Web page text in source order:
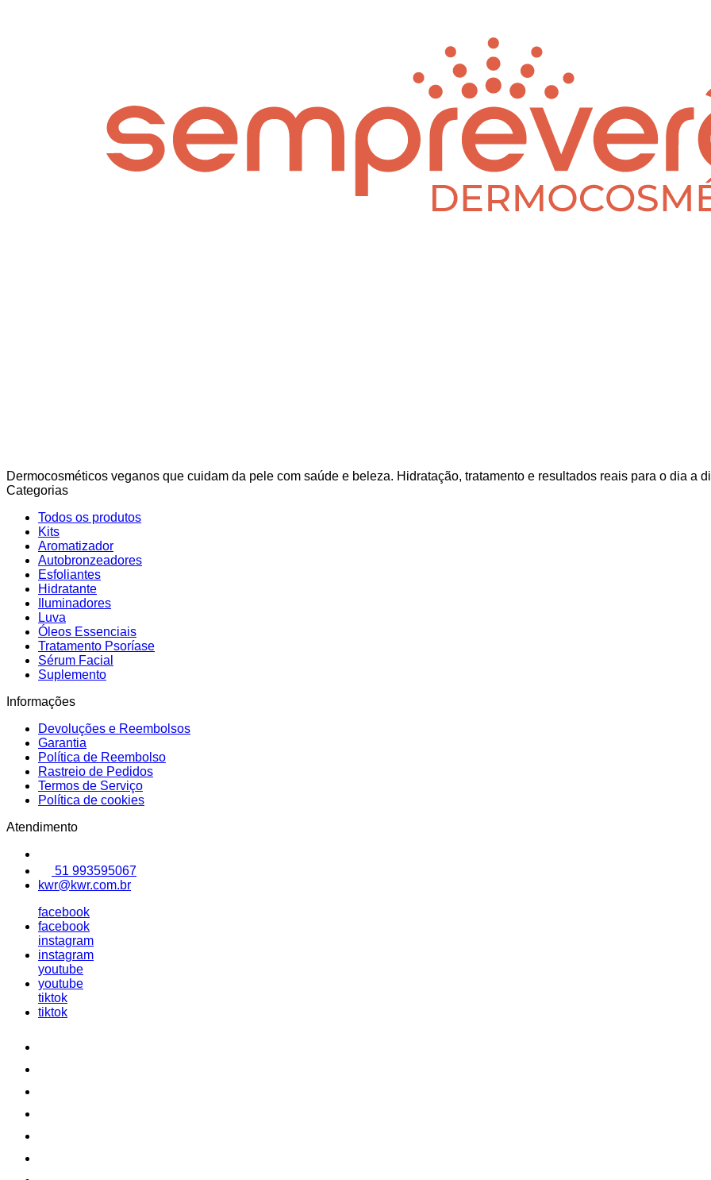
Dermocosméticos veganos que cuidam da pele com saúde e beleza. Hidratação, tratamento e resultados reais para o dia a
Categorias
Todos os produtos
Kits
Aromatizador
Autobronzeadores
Esfoliantes
Hidratante
Iluminadores
Luva
Óleos Essenciais
Tratamento Psoríase
Sérum Facial
Suplemento
Informações
Devoluções e Reembolsos
Garantia
Política de Reembolso
Rastreio de Pedidos
Termos de Serviço
Política de cookies
Atendimento
51 993595067
kwr@kwr.com.br
facebook
facebook
instagram
instagram
youtube
youtube
tiktok
tiktok